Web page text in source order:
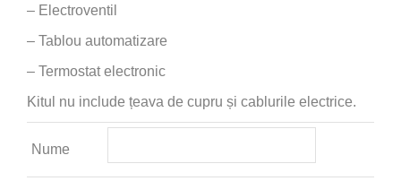
– Electroventil
– Tablou automatizare
– Termostat electronic
Kitul nu include țeava de cupru și cablurile electrice.
Nume